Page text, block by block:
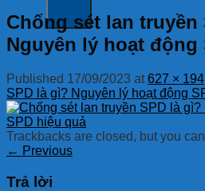
Chống sét lan truyền
Nguyên lý hoạt động
Published 17/09/2023 at627 × 194
SPD là gì? Nguyên lý hoạt động
Trackbacks are closed, but you can
← Previous
Trả lời